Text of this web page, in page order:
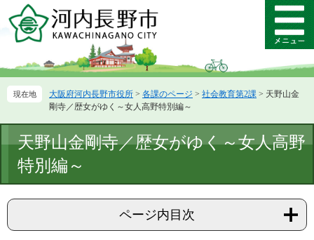
ー
先
ニ
を
て
メ
ニ
ー
大阪府河内長野市役所 > 各課のページ > 社会教育第2課 > 天野山金
剛寺／歴女がゆく～女人高野特別編～
文
天野山金剛寺／歴女がゆく～女人高野
特別編～
ページ内目次